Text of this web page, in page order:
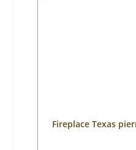
Fireplace Texas